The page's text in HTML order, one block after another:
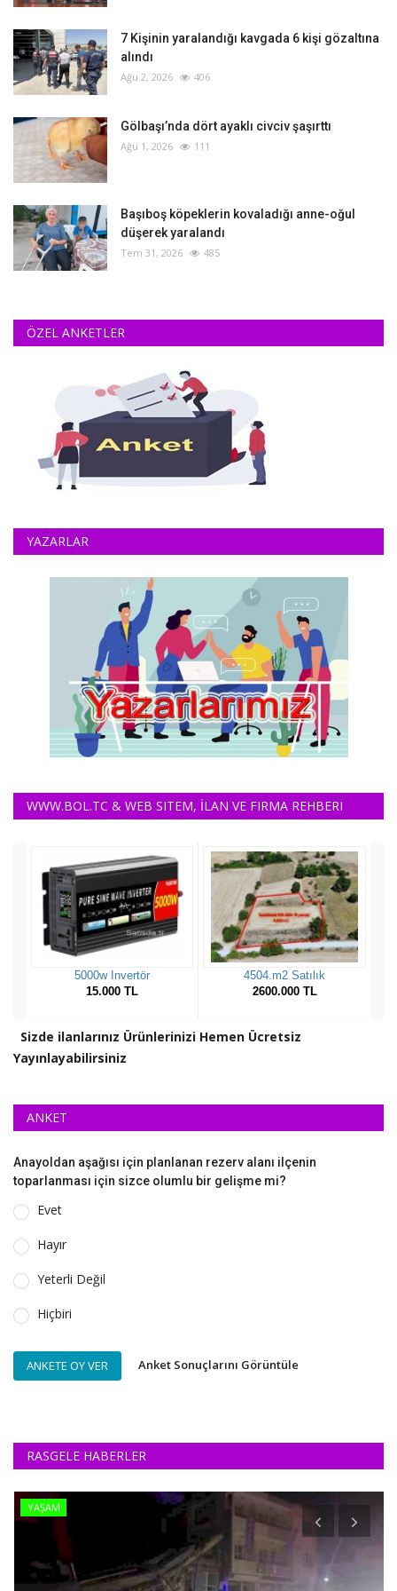
‎7 Kişinin yaralandığı kavgada 6 kişi gözaltına
alındı
Ağu 2, 2026 406
Gölbaşı’nda dört ayaklı civciv şaşırttı
Ağu 1, 2026 111
Başıboş köpeklerin kovaladığı anne-oğul
düşerek yaralandı
Tem 31, 2026 485
ÖZEL ANKETLER
YAZARLAR
WWW.BOL.TC & WEB SITEM, İLAN VE FIRMA REHBERI
Sizde ilanlarınız Ürünlerinizi Hemen Ücretsiz
Yayınlayabilirsiniz
ANKET
Anayoldan aşağısı için planlanan rezerv alanı ilçenin
toparlanması için sizce olumlu bir gelişme mi?
Evet
Hayır
Yeterli Değil
Hiçbiri
ANKETE OY VER Anket Sonuçlarını Görüntüle
RASGELE HABERLER
YAŞAM